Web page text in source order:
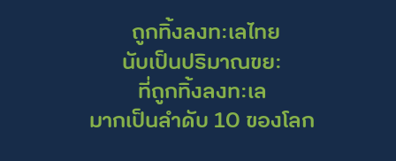
ถูกทิ้งลงทะเลไทย
นับเป็นปริมาณขยะ
ที่ถูกทิ้งลงทะเล
มากเป็นลำดับ 10 ของโลก